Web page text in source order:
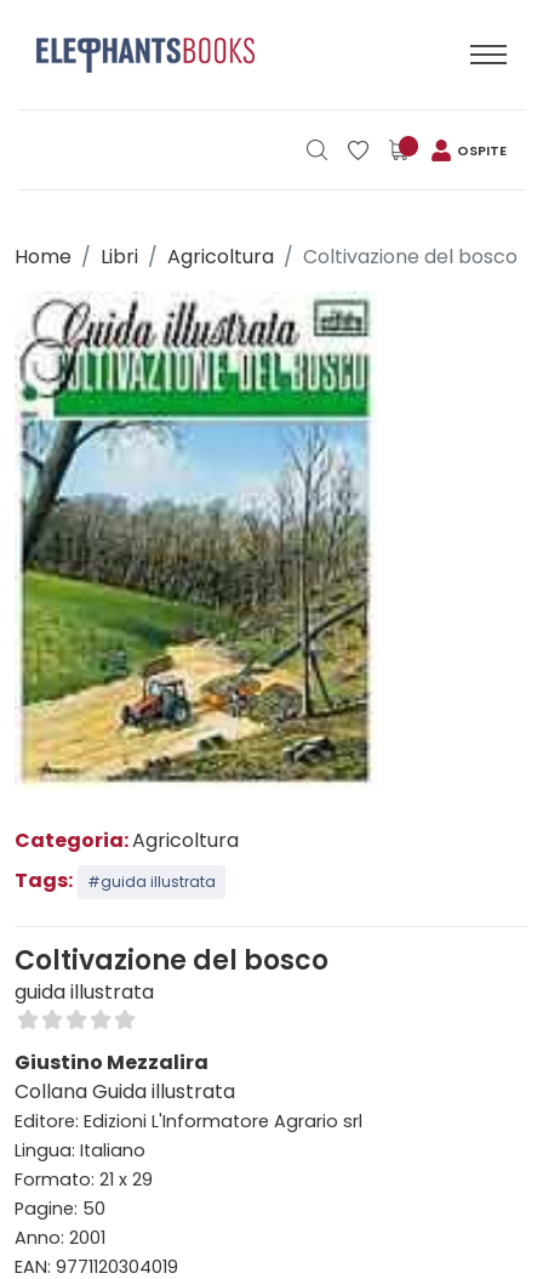
OSPITE
Home Libri Agricoltura Coltivazione del bosco
Categoria:Agricoltura
Tags:
#guida illustrata
Coltivazione del bosco
guida illustrata
Giustino Mezzalira
Collana Guida illustrata
Editore: Edizioni L'Informatore Agrario srl
Lingua: Italiano
Formato: 21 x 29
Pagine: 50
Anno: 2001
EAN: 9771120304019